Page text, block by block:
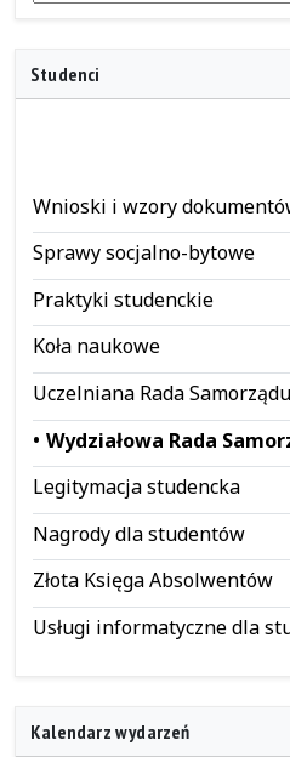
Studenci
Wnioski i wzory
Sprawy socjalno-bytowe
Praktyki studenckie
Koła naukowe
Uczelniana Rada
Wydziałowa Rada
Legitymacja studencka
Nagrody dla studentów
Złota Księga Absolwentów
Usługi informatyczne dla
Kalendarz wydarzeń